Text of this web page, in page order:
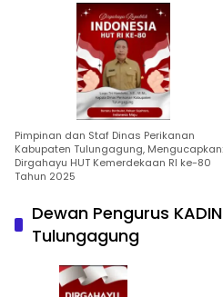
Pimpinan dan Staf Dinas Perikanan
Kabupaten Tulungagung, Mengucapkan:
Dirgahayu HUT Kemerdekaan RI ke-80
Tahun 2025
Dewan Pengurus
Tulungagung